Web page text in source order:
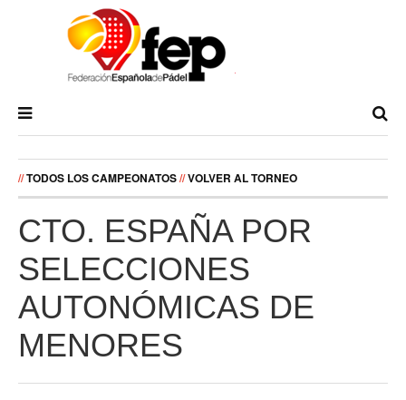
//TODOS LOS CAMPEONATOS//VOLVER AL TORNEO
CTO. ESPAÑA POR
SELECCIONES
AUTONÓMICAS DE
MENORES